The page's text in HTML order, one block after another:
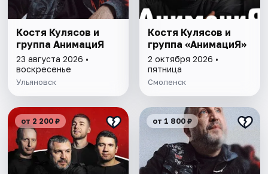
Костя Кулясов и
группа АнимациЯ
23 августа 2026 •
воскресенье
Ульяновск
Костя Кулясов и
группа «АнимациЯ»
2 октября 2026 •
пятница
Смоленск
от 2 200 ₽ от 1 800 ₽